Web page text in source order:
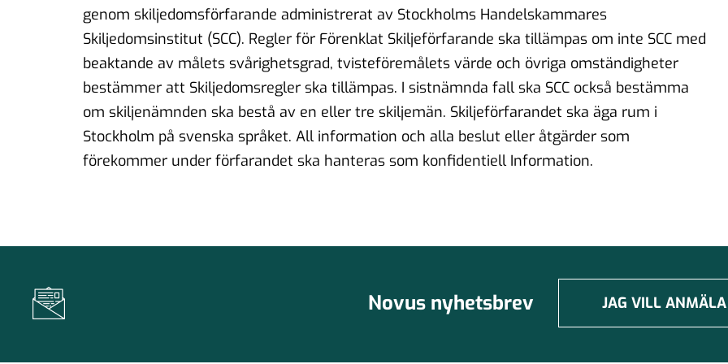
genom skiljedomsförfarande administrerat av Stockholms Handelskammares
Skiljedomsinstitut (SCC). Regler för Förenklat Skiljeförfarande ska tillämpas om inte SCC med
beaktande av målets svårighetsgrad, tvisteföremålets värde och övriga omständigheter
bestämmer att Skiljedomsregler ska tillämpas. I sistnämnda fall ska SCC också bestämma
om skiljenämnden ska bestå av en eller tre skiljemän. Skiljeförfarandet ska äga rum i
Stockholm på svenska språket. All information och alla beslut eller åtgärder som
förekommer under förfarandet ska hanteras som konfidentiell Information.
Novus nyhetsbrev JAG VILL